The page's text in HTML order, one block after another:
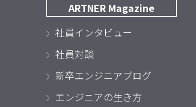
ARTNER Magazine
社員インタビュー
社員対談
新卒エンジニアブログ
エンジニアの生き方